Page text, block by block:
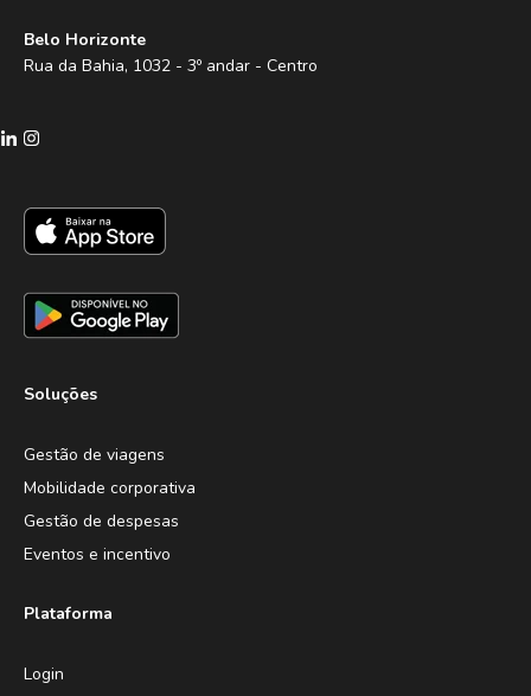
Belo Horizonte
Rua da Bahia, 1032 - 3º andar - Centro
Soluções
Gestão de viagens
Mobilidade corporativa
Gestão de despesas
Eventos e incentivo
Plataforma
Login